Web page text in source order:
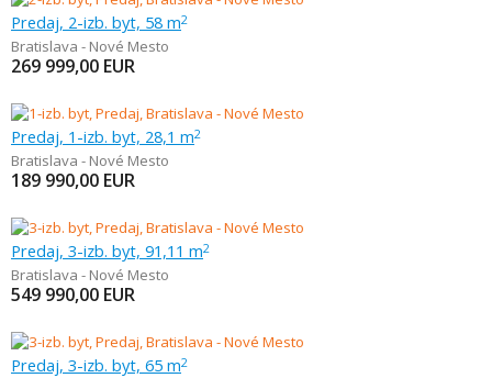
Predaj, 2-izb. byt, 58 m2
Bratislava - Nové Mesto
269 999,00 EUR
Predaj, 1-izb. byt, 28,1 m2
Bratislava - Nové Mesto
189 990,00 EUR
Predaj, 3-izb. byt, 91,11 m2
Bratislava - Nové Mesto
549 990,00 EUR
Predaj, 3-izb. byt, 65 m2